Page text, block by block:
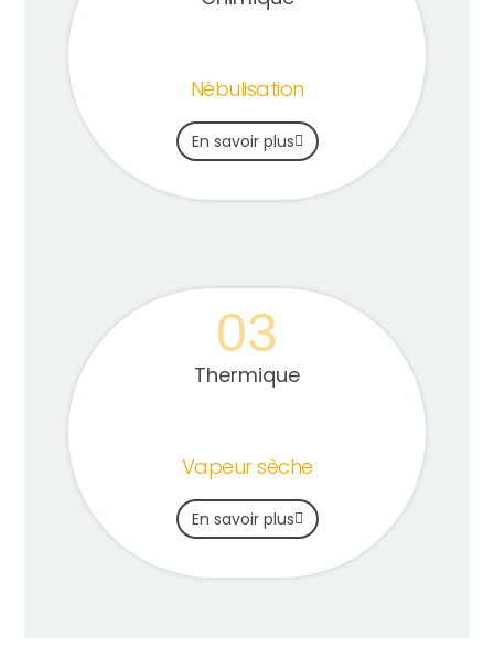
Nébulisation
En savoir plus
03
Thermique
Vapeur sèche
En savoir plus